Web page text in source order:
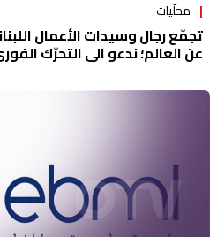
محلّيات
تجمّع رجال وسيدات الأعمال
عن العالم؛ ندعو الى التحرّك